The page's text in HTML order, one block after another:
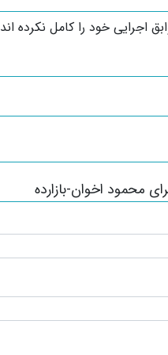
اجرایی خود را کامل نکرده اند
محمود اخوان-بازارده